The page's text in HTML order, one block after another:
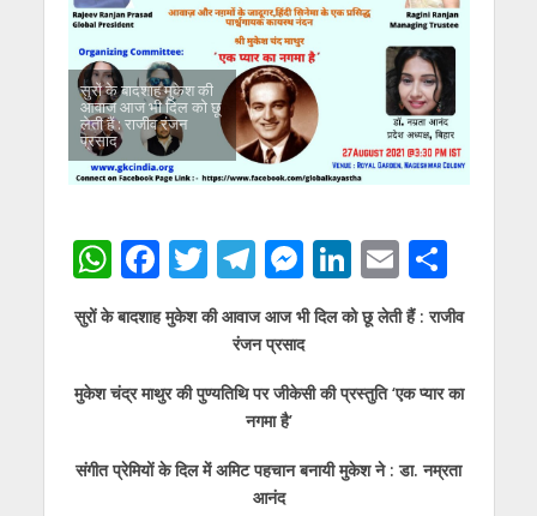
सुरों के बादशाह मुकेश की
आवाज आज भी दिल को छू
लेती हैं : राजीव रंजन
प्रसाद
W
h
at
s
A
p
p
F
ac
e
b
o
o
k
T
w
itt
er
T
el
e
gr
a
m
M
e
ss
e
n
g
er
Li
n
k
e
dI
n
E
m
ai
l
S
h
ar
e
सुरों के बादशाह मुकेश की आवाज आज भी दिल को छू लेती हैं : राजीव
रंजन प्रसाद
मुकेश चंद्र माथुर की पुण्यतिथि पर जीकेसी की प्रस्तुति ‘एक प्यार का
नगमा है’
संगीत प्रेमियों के दिल में अमिट पहचान बनायी मुकेश ने : डा. नम्रता
आनंद